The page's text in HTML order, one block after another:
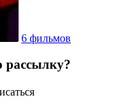
6 фильмов
рассылку?